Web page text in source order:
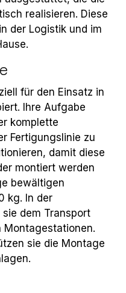
realisieren. Diese
der Logistik und im
für den Einsatz in
Ihre Aufgabe
komplette
Fertigungslinie zu
damit diese
montiert werden
bewältigen
kg. In der
dem Transport
Montagestationen.
sie die Montage